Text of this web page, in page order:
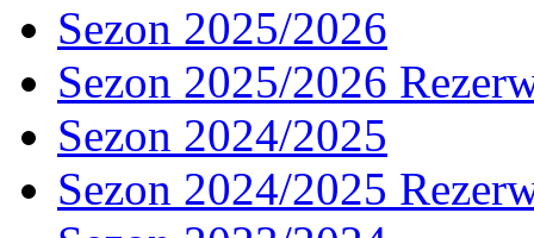
Sezon 2025/2026
Sezon 2025/2026
Sezon 2024/2025
Sezon 2024/2025